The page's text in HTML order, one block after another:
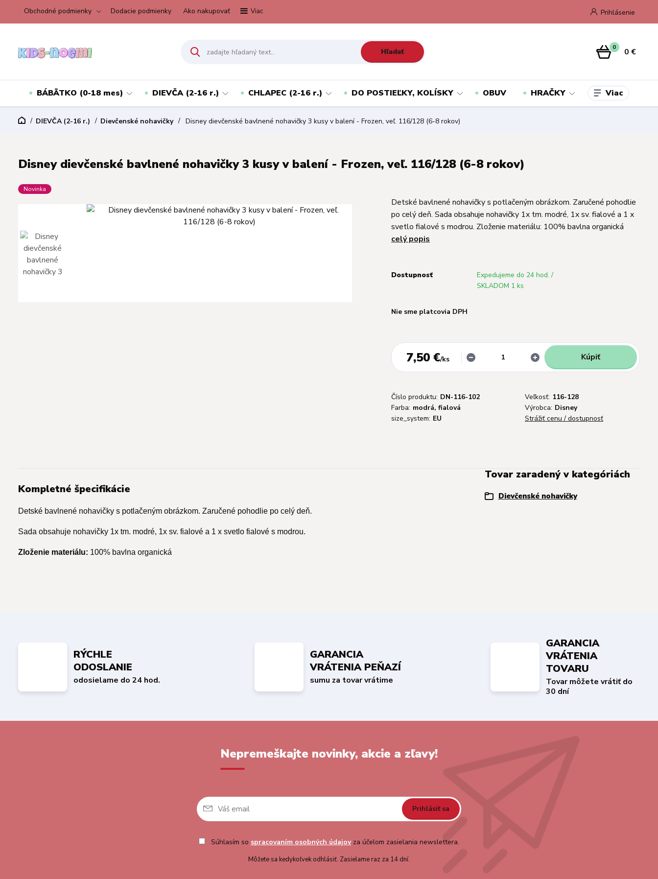
Obchodné podmienky Dodacie podmienky Ako nakupovať Viac Prihlásenie
Hľadať 0 0 €
BÁBÄTKO (0-18 mes) DIEVČA (2-16 r.) CHLAPEC (2-16 r.) DO POSTIEĽKY, KOLÍSKY OBUV HRAČKY Viac
DIEVČA (2-16 r.) Dievčenské nohavičky Disney dievčenské bavlnené nohavičky 3 kusy v balení - Frozen, veľ. 116/128 (6-8 rokov)
Disney dievčenské bavlnené nohavičky 3 kusy v balení - Frozen, veľ. 116/128 (6-8 rokov)
Novinka
Detské bavlnené nohavičky s potlačeným obrázkom. Zaručené pohodlie
po celý deň. Sada obsahuje nohavičky 1x tm. modré, 1x sv. fialové a 1 x
svetlo fialové s modrou. Zloženie materiálu: 100% bavlna organická
celý popis
Dostupnosť
Expedujeme do 24 hod. /
SKLADOM 1 ks
Nie sme platcovia DPH
7,50 €/ks Kúpiť
Číslo produktu: DN-116-102 Veľkosť: 116-128
Farba: modrá, fialová Výrobca: Disney
size_system: EU Strážiť cenu / dostupnosť
Kompletné špecifikácie
Detské bavlnené nohavičky s potlačeným obrázkom. Zaručené pohodlie po celý deň.
Sada obsahuje nohavičky 1x tm. modré, 1x sv. fialové a 1 x svetlo fialové s modrou.
Zloženie materiálu: 100% bavlna organická
Tovar zaradený v kategóriách
Dievčenské nohavičky
RÝCHLE
ODOSLANIE
odosielame do 24 hod.
GARANCIA
VRÁTENIA PEŇAZÍ
sumu za tovar vrátime
GARANCIA
VRÁTENIA
TOVARU
Tovar môžete vrátiť do
30 dní
Nepremeškajte novinky, akcie a zľavy!
Prihlásiť sa
Súhlasím so spracovaním osobných údajovza účelom zasielania newslettera.
Môžete sa kedykoľvek odhlásiť. Zasielame raz za 14 dní.